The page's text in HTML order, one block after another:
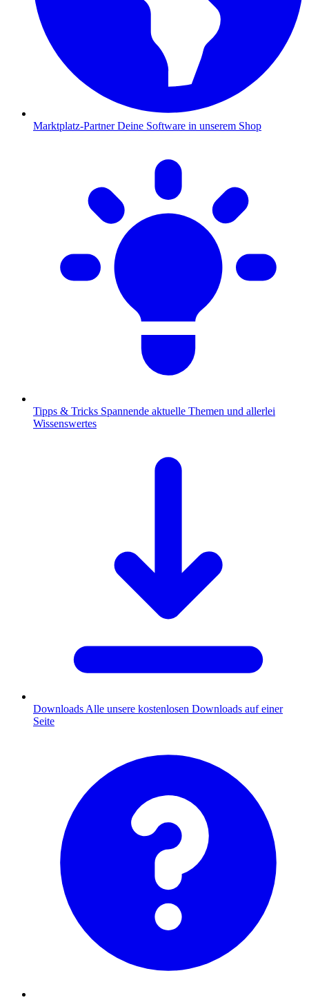
Marktplatz-Partner Deine Software in unserem Shop
Tipps & Tricks Spannende aktuelle Themen und allerlei
Wissenswertes
Downloads Alle unsere kostenlosen Downloads auf einer
Seite